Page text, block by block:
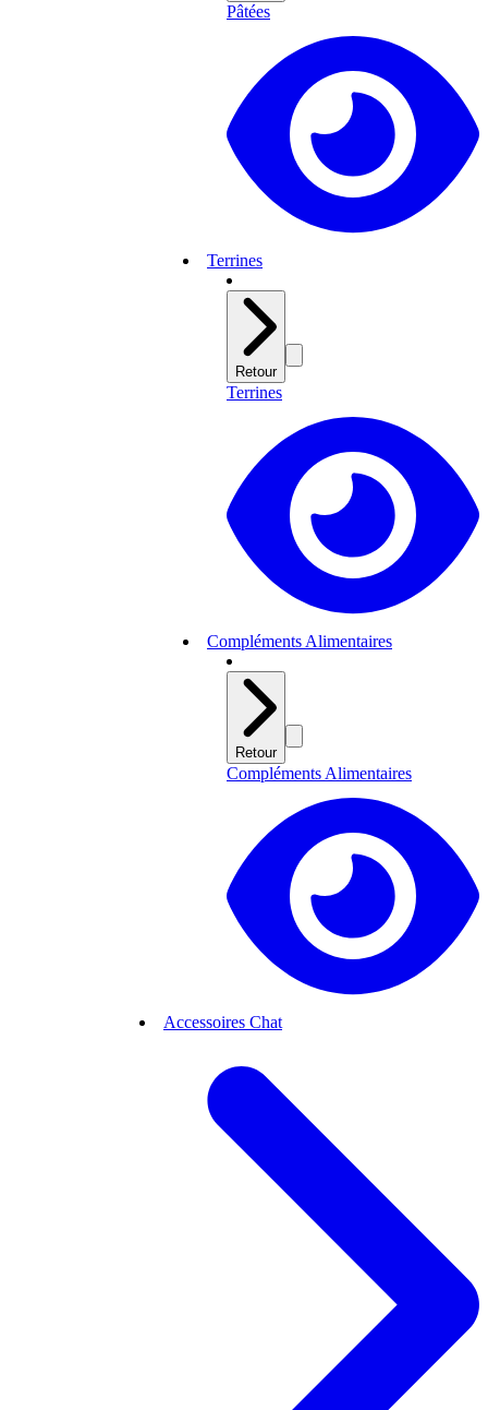
Pâtées
Terrines
Retour
Terrines
Compléments Alimentaires
Retour
Compléments Alimentaires
Accessoires Chat